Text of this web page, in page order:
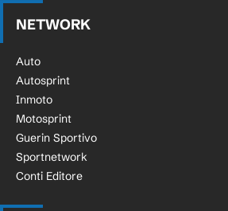
NETWORK
Auto
Autosprint
Inmoto
Motosprint
Guerin Sportivo
Sportnetwork
Conti Editore